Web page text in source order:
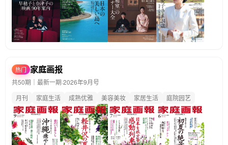
热门 家庭画报
共50期｜最新一期·2026年9月号
月刊
家庭生活 成熟优雅 美容美妆 家居生活 庭院园艺